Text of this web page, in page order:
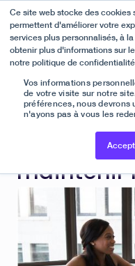
Ce site web stocke des cookies
permettent d'améliorer votre
services plus personnalisés, à
obtenir plus d'informations sur
notre politique de
Vos informations
de votre visite sur notre
préférences, nous devrons
n'ayons pas à vous les
Nous avons été
Performance sur G2,
Célébrez
Tous les articles
Trouver
maintenir